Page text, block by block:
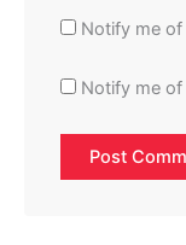
Notify me
Notify me